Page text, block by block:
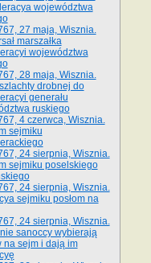
województwa
27 maja, Wisznia.
marszałka
województwa
28 maja, Wisznia.
drobnej do
generału
ruskiego
4 czerwca, Wisznia.
sejmiku
24 sierpnia, Wisznia.
sejmiku poselskiego
24 sierpnia, Wisznia.
sejmiku posłom na
24 sierpnia, Wisznia.
sanoccy wybierają
na sejm i dają im